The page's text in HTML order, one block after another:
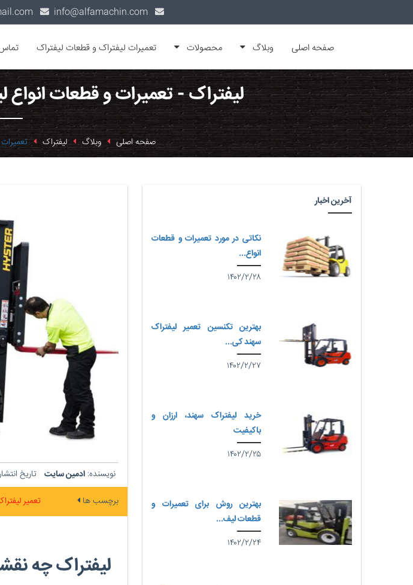
صفحه اصلی وبلاگ محصولات تعمیرات لیفتراک و قطعات لیفتراک
لیفتراک - تعمیرات و قطعات
صفحه اصلی وبلاگ لیفتراک
نویسنده: ادمین سایت تاریخ
برچسب ها تعمیر
لیفتراک چه
آخرین اخبار
نکاتی در مورد تعمیرات و قطعات
انواع...
۱۴۰۲/۲/۲۸
بهترین تکنسین تعمیر لیفتراک
سهند کی...
۱۴۰۲/۲/۲۷
خرید لیفتراک سهند، ارزان و
باکیفیت
۱۴۰۲/۲/۲۵
بهترین روش برای تعمیرات و
قطعات لیف...
۱۴۰۲/۲/۲۴